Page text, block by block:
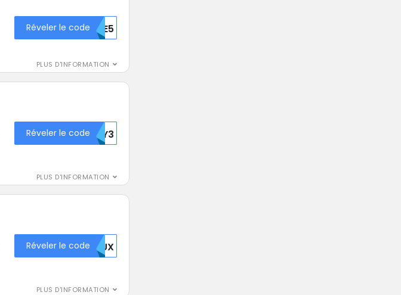
PLUS D'INFORMATION
Réveler le codeMTE5
PLUS D'INFORMATION
Réveler le codeMJY3
PLUS D'INFORMATION
Réveler le codeMJUX